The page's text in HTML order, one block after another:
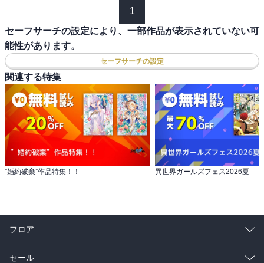
1
セーフサーチの設定により、一部作品が表示されていない可
能性があります。
セーフサーチの設定
関連する特集
”婚約破棄”作品特集！！ 異世界ガールズフェス2026夏
フロア
総合
セール